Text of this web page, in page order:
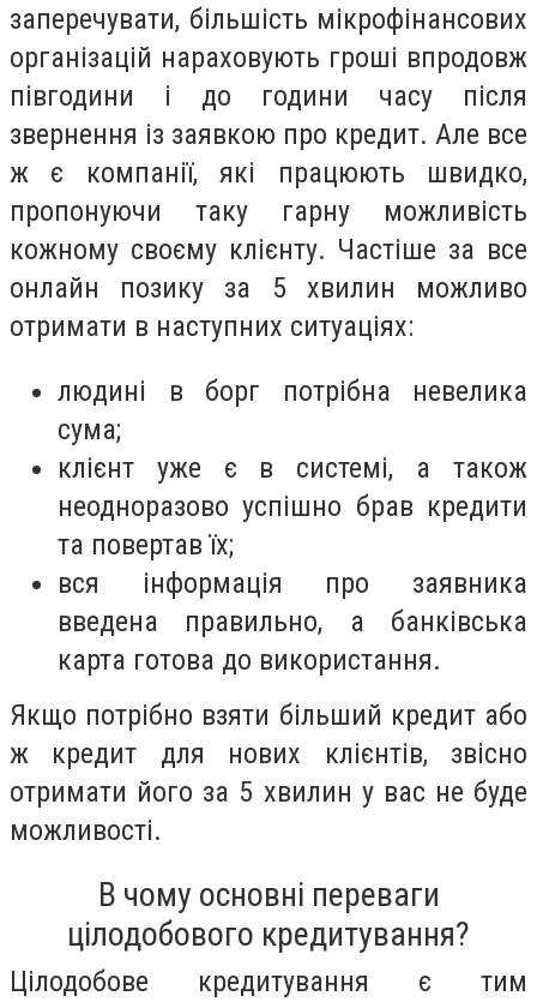
заперечувати, більшість мікрофінансових
організацій нараховують гроші впродовж
півгодини і до години часу після
звернення із заявкою про кредит. Але все
ж є компанії, які працюють швидко,
пропонуючи таку гарну можливість
кожному своєму клієнту. Частіше за все
онлайн позику за 5 хвилин можливо
отримати в наступних ситуаціях:
людині в борг потрібна невелика
сума;
клієнт уже є в системі, а також
неодноразово успішно брав кредити
та повертав їх;
вся інформація про заявника
введена правильно, а банківська
карта готова до використання.
Якщо потрібно взяти більший кредит або
ж кредит для нових клієнтів, звісно
отримати його за 5 хвилин у вас не буде
можливості.
В чому основні переваги
цілодобового кредитування?
Цілодобове кредитування є тим